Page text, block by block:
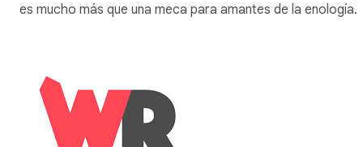
es mucho más que una meca para amantes de la enología.